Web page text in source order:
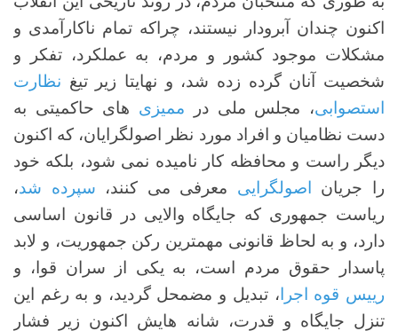
اکنون چندان آبرودار نیستند، چراکه تمام ناکارآمدی و
مشکلات موجود کشور و مردم، به عملکرد، تفکر و
شخصیت آنان گرده زده شد، و نهایتا زیر تیغ نظارت
استصوابی، مجلس ملی در ممیزی های حاکمیتی به
دست نظامیان و افراد مورد نظر اصولگرایان، که اکنون
دیگر راست و محافظه کار نامیده نمی شود، بلکه خود
را جریان
اصولگرایی معرفی می کنند، سپرده شد،
ریاست جمهوری که جایگاه والایی در قانون اساسی
دارد، و به لحاظ قانونی مهمترین رکن جمهوریت، و لابد
پاسدار حقوق مردم است، به یکی از سران قوا، و
رییس قوه اجرا ، تبدیل و مضمحل گردید، و به رغم این
تنزل جایگاه و قدرت، شانه هایش اکنون زیر فشار